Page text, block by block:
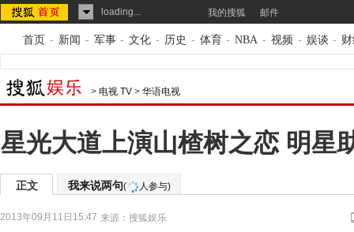
loading... 我的搜狐 邮件
首页 - 新闻 - 军事 - 文化 - 历史 - 体育 - NBA - 视频 - 娱谈 -
> 电视 TV > 华语电视
星光大道上演山楂树之恋 明星
正文 我来说两句( 人参与)
2013年09月11日15:47 来源： 搜狐娱乐